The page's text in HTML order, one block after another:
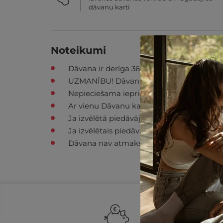
dāvanu karti
Noteikumi
Dāvana ir derīga 36 mēnešus no
UZMANĪBU! Dāvanu karti iespējams
Nepieciešama iepriekšēja rezervācija,
Ar vienu Dāvanu karti var norēķināties
Ja izvēlētā piedāvājuma summa ir
Ja izvēlētais piedāvājums pārsniedz
Dāvana nav atmaksājama un nav